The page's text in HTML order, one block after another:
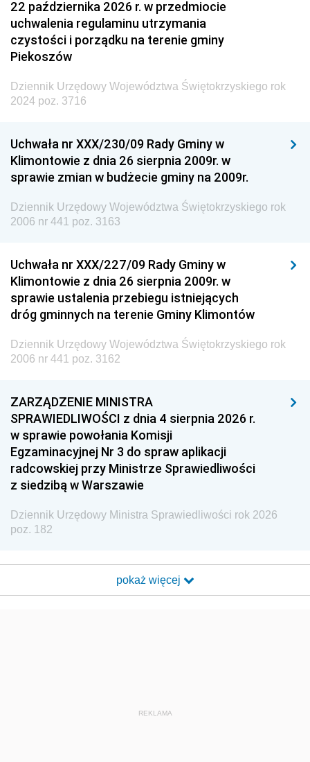
22 października 2026 r. w przedmiocie
uchwalenia regulaminu utrzymania
czystości i porządku na terenie gminy
Piekoszów
Dziennik Urzędowy Województwa Świętokrzyskiego rok
2024 poz. 3716
Uchwała nr XXX/230/09 Rady Gminy w
Klimontowie z dnia 26 sierpnia 2009r. w
sprawie zmian w budżecie gminy na 2009r.
Dziennik Urzędowy Województwa Świętokrzyskiego rok
2006 nr 441 poz. 3163
Uchwała nr XXX/227/09 Rady Gminy w
Klimontowie z dnia 26 sierpnia 2009r. w
sprawie ustalenia przebiegu istniejących
dróg gminnych na terenie Gminy Klimontów
Dziennik Urzędowy Województwa Świętokrzyskiego rok
2006 nr 441 poz. 3162
ZARZĄDZENIE MINISTRA
SPRAWIEDLIWOŚCI z dnia 4 sierpnia 2026 r.
w sprawie powołania Komisji
Egzaminacyjnej Nr 3 do spraw aplikacji
radcowskiej przy Ministrze Sprawiedliwości
z siedzibą w Warszawie
Dziennik Urzędowy Ministra Sprawiedliwości rok 2026
poz. 182
pokaż więcej
REKLAMA